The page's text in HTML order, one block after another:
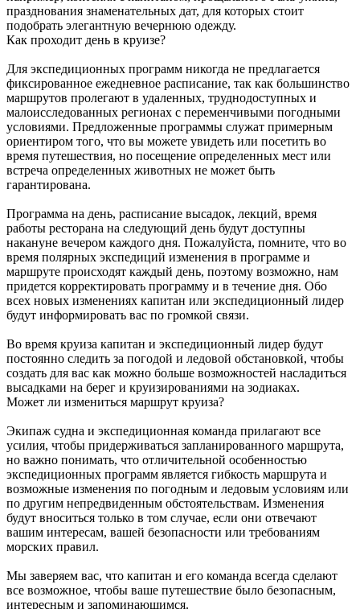
празднования знаменательных дат, для которых стоит
подобрать элегантную вечернюю одежду.
Как проходит день в круизе?
Для экспедиционных программ никогда не предлагается
фиксированное ежедневное расписание, так как большинство
маршрутов пролегают в удаленных, труднодоступных и
малоисследованных регионах с переменчивыми погодными
условиями. Предложенные программы служат примерным
ориентиром того, что вы можете увидеть или посетить во
время путешествия, но посещение определенных мест или
встреча определенных животных не может быть
гарантирована.
Программа на день, расписание высадок, лекций, время
работы ресторана на следующий день будут доступны
накануне вечером каждого дня. Пожалуйста, помните, что во
время полярных экспедиций изменения в программе и
маршруте происходят каждый день, поэтому возможно, нам
придется корректировать программу и в течение дня. Обо
всех новых изменениях капитан или экспедиционный лидер
будут информировать вас по громкой связи.
Во время круиза капитан и экспедиционный лидер будут
постоянно следить за погодой и ледовой обстановкой, чтобы
создать для вас как можно больше возможностей насладиться
высадками на берег и круизированиями на зодиаках.
Может ли измениться маршрут круиза?
Экипаж судна и экспедиционная команда прилагают все
усилия, чтобы придерживаться запланированного маршрута,
но важно понимать, что отличительной особенностью
экспедиционных программ является гибкость маршрута и
возможные изменения по погодным и ледовым условиям или
по другим непредвиденным обстоятельствам. Изменения
будут вноситься только в том случае, если они отвечают
вашим интересам, вашей безопасности или требованиям
морских правил.
Мы заверяем вас, что капитан и его команда всегда сделают
все возможное, чтобы ваше путешествие было безопасным,
интересным и запоминающимся.